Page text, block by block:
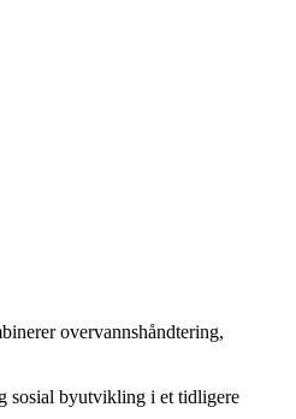
overvannshåndtering,
sosial byutvikling i et tidligere